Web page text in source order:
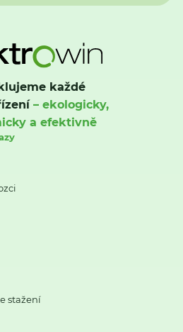
každé
– ekologicky,
a efektivně
stažení